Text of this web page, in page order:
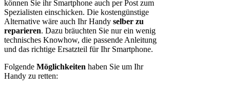
können Sie ihr Smartphone auch per Post zum
Spezialisten einschicken. Die kostengünstige
Alternative wäre auch Ihr Handy selber zu
reparieren. Dazu bräuchten Sie nur ein wenig
technisches Knowhow, die passende Anleitung
und das richtige Ersatzteil für Ihr Smartphone.
Folgende Möglichkeiten haben Sie um Ihr
Handy zu retten: